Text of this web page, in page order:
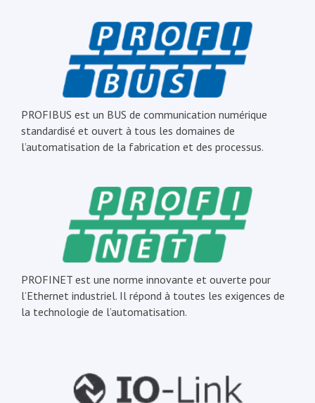
PROFIBUS est un BUS de communication numérique
standardisé et ouvert à tous les domaines de
l’automatisation de la fabrication et des processus.
PROFINET est une norme innovante et ouverte pour
l’Ethernet industriel. Il répond à toutes les exigences de
la technologie de l’automatisation.